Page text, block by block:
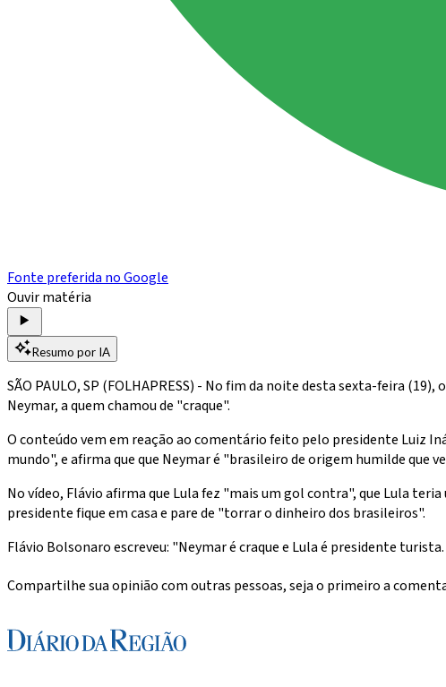
Fonte preferida no Google
Ouvir matéria
Resumo por IA
SÃO PAULO, SP (FOLHAPRESS) - No fim da noite desta sexta-feira
Neymar, a quem chamou de "craque".
O conteúdo vem em reação ao comentário feito pelo presidente Luiz
mundo", e afirma que que Neymar é "brasileiro de origem humilde que
No vídeo, Flávio afirma que Lula fez "mais um gol contra", que Lula
presidente fique em casa e pare de "torrar o dinheiro dos brasileiros".
Flávio Bolsonaro escreveu: "Neymar é craque e Lula é presidente
Compartilhe sua opinião com outras pessoas, seja o primeiro a